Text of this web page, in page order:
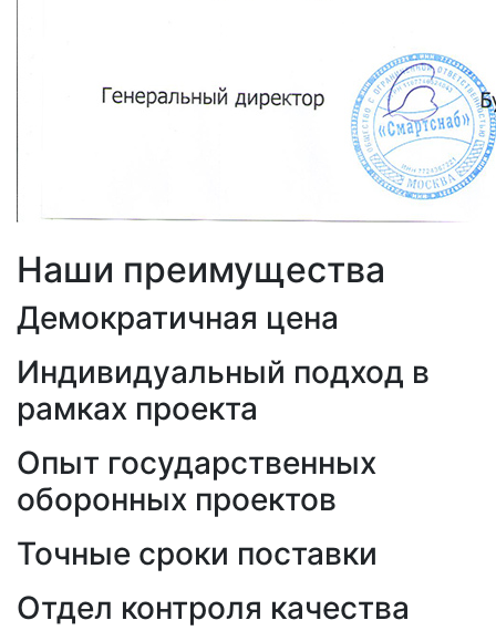
Наши преимущества
Демократичная цена
Индивидуальный подход в
рамках проекта
Опыт государственных
оборонных проектов
Точные сроки поставки
Отдел контроля качества